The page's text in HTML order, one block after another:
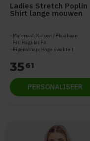
Ladies Stretch Poplin
Shirt lange mouwen
Materiaal: Katoen / Elasthaan
Fit: Regular Fit
Eigenschap: Hoge kwaliteit
3561
PERSONALISEER